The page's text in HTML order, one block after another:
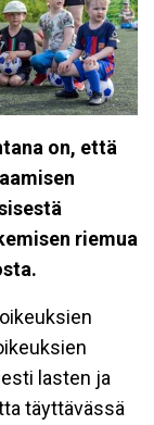
on, että
riemua
lasten ja
täyttävässä